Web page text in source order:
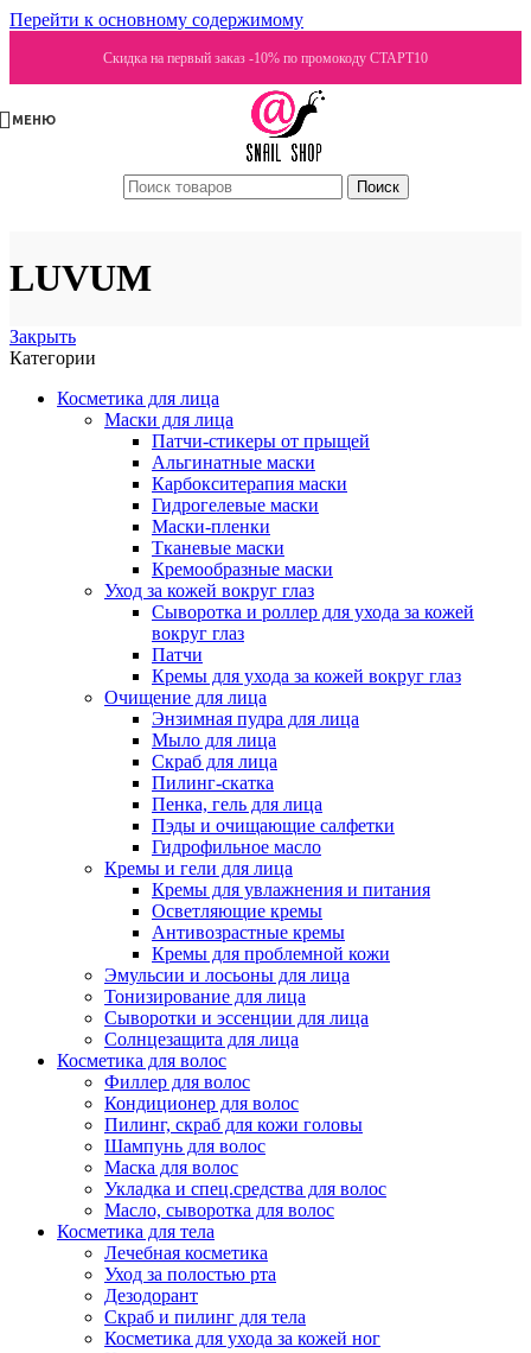
Перейти к основному содержимому
Скидка на первый заказ -10% по промокоду СТАРТ10
МЕНЮ
Поиск
LUVUM
Закрыть
Категории
Косметика для лица
Маски для лица
Патчи-стикеры от прыщей
Альгинатные маски
Карбокситерапия маски
Гидрогелевые маски
Маски-пленки
Тканевые маски
Кремообразные маски
Уход за кожей вокруг глаз
Сыворотка и роллер для ухода за кожей
вокруг глаз
Патчи
Кремы для ухода за кожей вокруг глаз
Очищение для лица
Энзимная пудра для лица
Мыло для лица
Скраб для лица
Пилинг-скатка
Пенка, гель для лица
Пэды и очищающие салфетки
Гидрофильное масло
Кремы и гели для лица
Кремы для увлажнения и питания
Осветляющие кремы
Антивозрастные кремы
Кремы для проблемной кожи
Эмульсии и лосьоны для лица
Тонизирование для лица
Сыворотки и эссенции для лица
Солнцезащита для лица
Косметика для волос
Филлер для волос
Кондиционер для волос
Пилинг, скраб для кожи головы
Шампунь для волос
Маска для волос
Укладка и спец.средства для волос
Масло, сыворотка для волос
Косметика для тела
Лечебная косметика
Уход за полостью рта
Дезодорант
Скраб и пилинг для тела
Косметика для ухода за кожей ног